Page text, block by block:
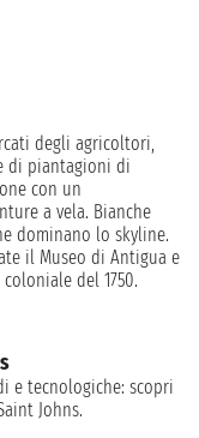
degli agricoltori,
di piantagioni di
con un
a vela. Bianche
dominano lo skyline.
il Museo di Antigua e
del 1750.
e tecnologiche: scopri
Johns.